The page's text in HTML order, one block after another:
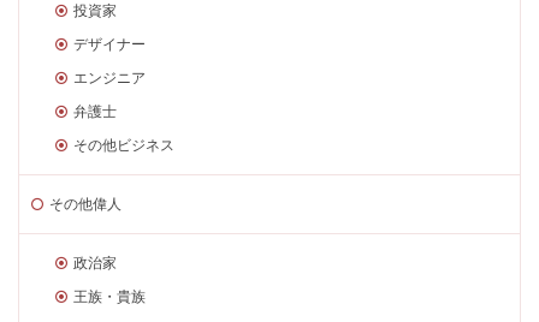
投資家
デザイナー
エンジニア
弁護士
その他ビジネス
その他偉人
政治家
王族・貴族